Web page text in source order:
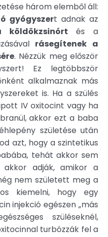
három elemből áll:
gyógyszert adnak az
köldökzsinórt és a
rásegítenek a
. Nézzük meg először
Ez legtöbbször
alkalmaznak más
is. Ha a szülés
IV oxitocint vagy ha
akkor ezt a baba
születése után
azt, hogy a szintetikus
tehát akkor sem
adják, amikor a
nem született meg a
kiemelni, hogy egy
injekció egészen „más
szüléseknél,
turbózzák fel a